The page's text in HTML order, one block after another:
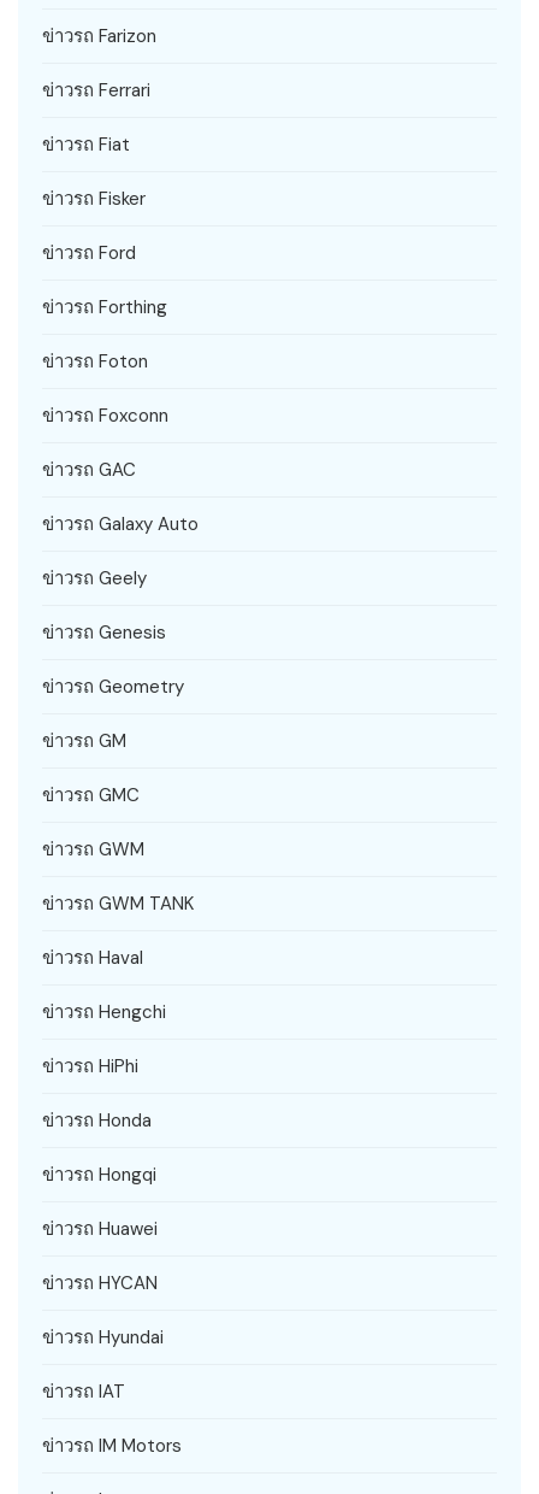
ข่าวรถ Farizon
ข่าวรถ Ferrari
ข่าวรถ Fiat
ข่าวรถ Fisker
ข่าวรถ Ford
ข่าวรถ Forthing
ข่าวรถ Foton
ข่าวรถ Foxconn
ข่าวรถ GAC
ข่าวรถ Galaxy Auto
ข่าวรถ Geely
ข่าวรถ Genesis
ข่าวรถ Geometry
ข่าวรถ GM
ข่าวรถ GMC
ข่าวรถ GWM
ข่าวรถ GWM TANK
ข่าวรถ Haval
ข่าวรถ Hengchi
ข่าวรถ HiPhi
ข่าวรถ Honda
ข่าวรถ Hongqi
ข่าวรถ Huawei
ข่าวรถ HYCAN
ข่าวรถ Hyundai
ข่าวรถ IAT
ข่าวรถ IM Motors